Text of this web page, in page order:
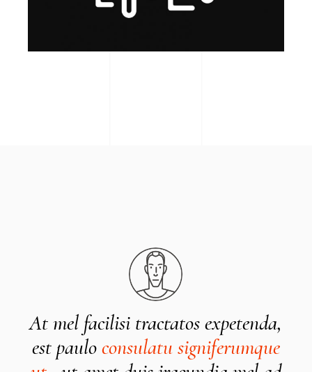
In clita debitis mentitum ius,
praesentcorrumpit expetendis